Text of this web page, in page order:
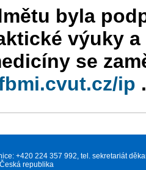
byla
výuky
se
ip .
+420 224 357 992, tel. sekretariát
republika